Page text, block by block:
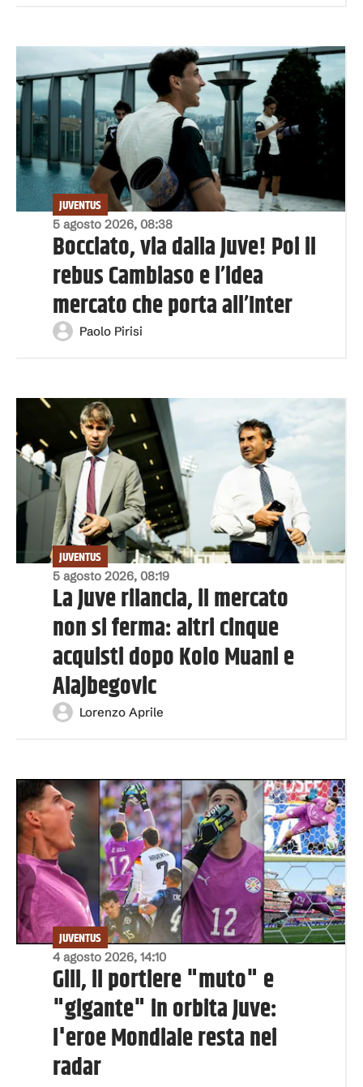
5 agosto 2026, 08:38
JUVENTUS
Bocciato, via dalla Juve! Poi il
rebus Cambiaso e l’idea
mercato che porta all’Inter
Paolo Pirisi
5 agosto 2026, 08:19
JUVENTUS
La Juve rilancia, il mercato
non si ferma: altri cinque
acquisti dopo Kolo Muani e
Alajbegovic
Lorenzo Aprile
4 agosto 2026, 14:10
JUVENTUS
Gill, il portiere "muto" e
"gigante" in orbita Juve:
l'eroe Mondiale resta nei
radar